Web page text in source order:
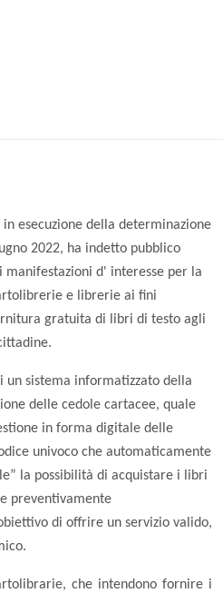
in esecuzione della determinazione
2022, ha indetto pubblico
manifestazioni d' interesse per la
e librerie ai fini
gratuita di libri di testo agli
un sistema informatizzato della
delle cedole cartacee, quale
in forma digitale delle
univoco che automaticamente
la possibilità di acquistare i libri
preventivamente
di offrire un servizio valido,
che intendono fornire i